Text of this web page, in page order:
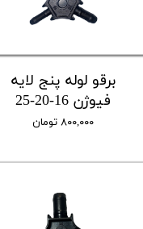
برقو لوله پنج لایه
فیوژن 16-20-25
۸۰۰,۰۰۰ تومان